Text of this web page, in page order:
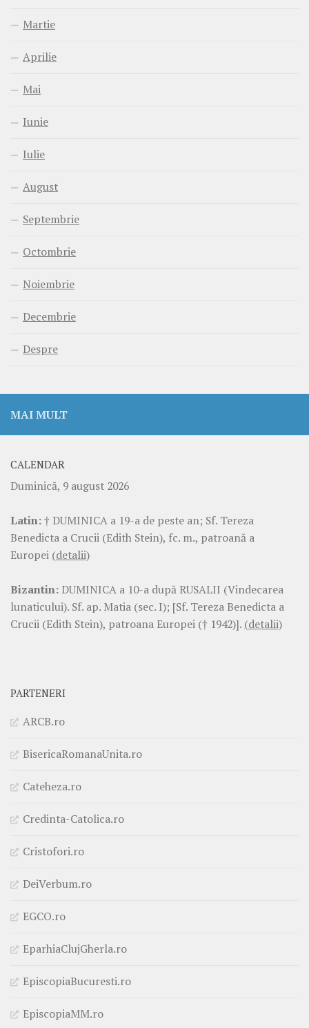
Martie
Aprilie
Mai
Iunie
Iulie
August
Septembrie
Octombrie
Noiembrie
Decembrie
Despre
MAI MULT
CALENDAR
Duminică, 9 august 2026
Latin:† DUMINICA a 19-a de peste an; Sf. Tereza
Benedicta a Crucii (Edith Stein), fc. m., patroană a
Europei (detalii)
Bizantin: DUMINICA a 10-a după RUSALII (Vindecarea
lunaticului). Sf. ap. Matia (sec. I); [Sf. Tereza Benedicta a
Crucii (Edith Stein), patroana Europei († 1942)]. (detalii)
PARTENERI
ARCB.ro
BisericaRomanaUnita.ro
Cateheza.ro
Credinta-Catolica.ro
Cristofori.ro
DeiVerbum.ro
EGCO.ro
EparhiaClujGherla.ro
EpiscopiaBucuresti.ro
EpiscopiaMM.ro